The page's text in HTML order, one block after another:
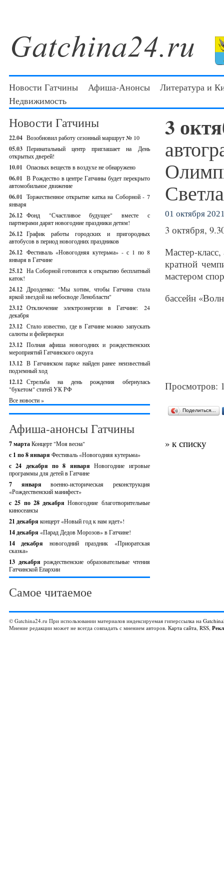
Новости Гатчины Афиша-Анонсы
Литература и
Недвижимость
Новости Гатчины
22.04 Возобновил работу сезонный маршрут № 10
05.03 Перинатальный центр приглашает на День
открытых дверей!
10.01 Опасных веществ в воздухе не обнаружено
06.01 В Рождество в центре Гатчины будет перекрыто
автомобильное движение
06.01 Торжественное открытие катка на Соборной - 7
января
26.12 Фонд "Счастливое будущее" вместе с
партнерами дарят новогодние праздники детям!
26.12 График работы городских и пригородных
автобусов в период новогодних праздников
26.12 Фестиваль «Новогодняя кутерьма» - с 1 по 8
января в Гатчине
25.12 На Соборной готовится к открытию бесплатный
каток!
24.12 Дрозденко: "Мы хотим, чтобы Гатчина стала
яркой звездой на небосводе Ленобласти"
23.12 Отключение электроэнергии в Гатчине: 24
декабря
23.12 Стало известно, где в Гатчине можно запускать
салюты и фейерверки
23.12 Полная афиша новогодних и рождественских
мероприятий Гатчинского округа
13.12 В Гатчинском парке найден ранее неизвестный
подземный ход
12.12 Стрельба на день рождения обернулась
"букетом" статей УК РФ
Все новости »
Афиша-анонсы Гатчины
7 мартаКонцерт "Моя весна"
с 1 по 8 января Фестиваль «Новогодняя кутерьма»
с 24 декабря по 8 январяНовогодние игровые
программы для детей в Гатчине
7 январявоенно-историческая реконструкция
«Рождественский манифест»
c 25 по 28 декабряНовогодние благотворительные
киносеансы
21 декабря концерт «Новый год к нам идет»!
14 декабря «Парад Дедов Морозов» в Гатчине!
14 декабря новогодний праздник «Приоратская
сказка»
13 декабрярождественские образовательные чтения
Гатчинской Епархии
Самое читаемое
3
01 октября
3 октября,
Мастер-
кратной
мастером
бассейн
Просмотров:
Поделиться…
» к списку
© Gatchina24.ru При использовании материалов индексируемая гиперссылка на
Мнение редакции может не всегда совпадать с мнением авторов. Карта сайта, RSS,